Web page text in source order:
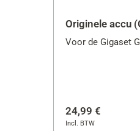
Originele accu
Voor de Gigaset
24,99 €
Incl. BTW